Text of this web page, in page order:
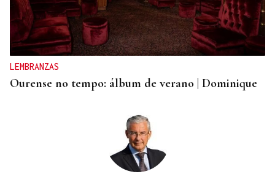
"LA LEY TIENE QUE CUMPLIRSE"
El Gobierno alerta a las CCAA que si se niegan a
acoger menores de Ceuta "entonces tendrá que
actuar de oficio Fiscalía"
LEMBRANZAS
Ourense no tempo: álbum de verano | Dominique